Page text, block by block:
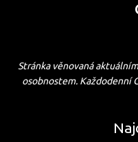
Stránka věnovaná
osobnostem. Každodenní